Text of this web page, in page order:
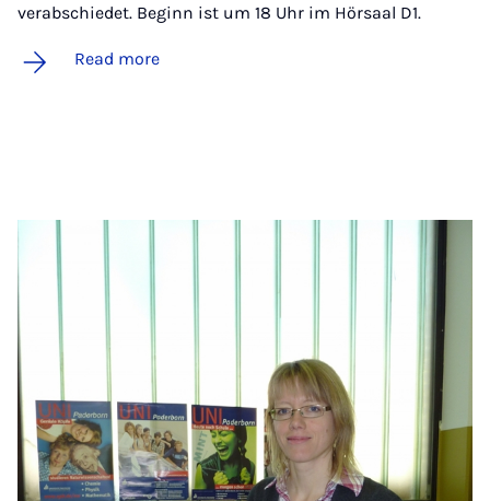
verabschiedet. Beginn ist um 18 Uhr im Hörsaal D1.
Read more